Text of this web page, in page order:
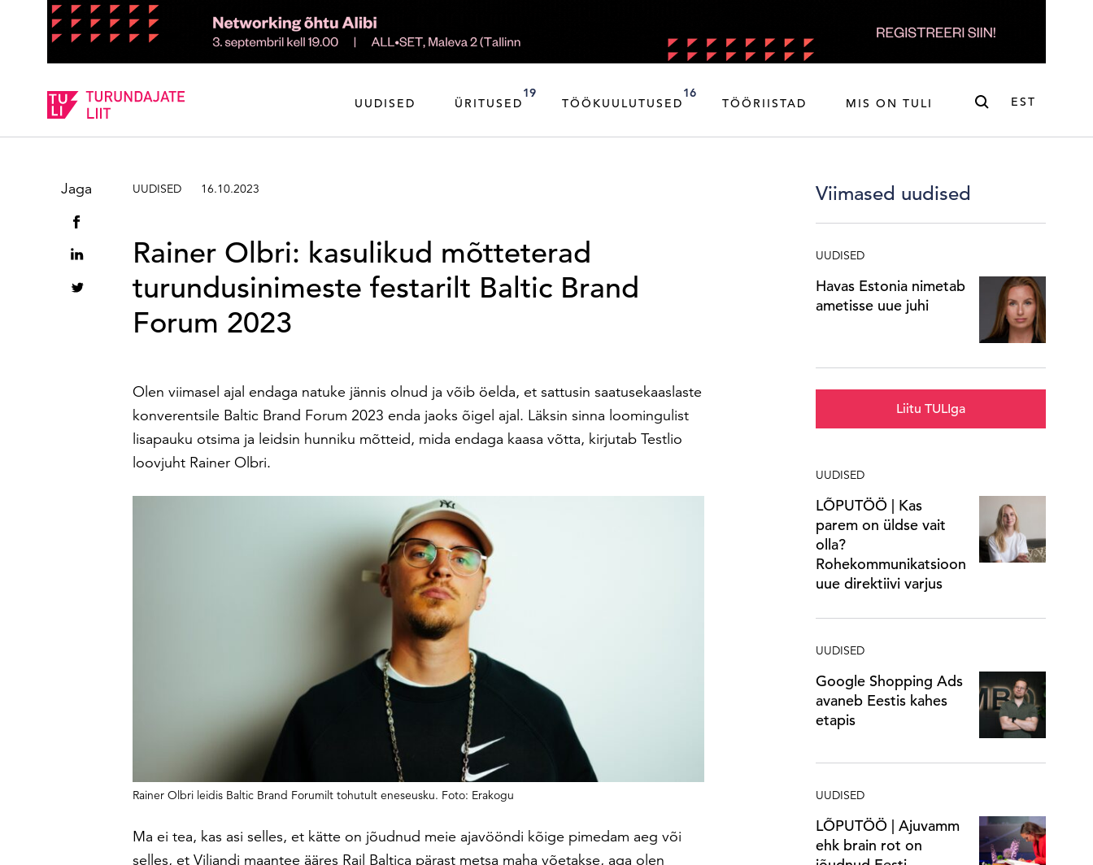
UUDISED ÜRITUSED
19
TÖÖKUULUTUSED
16
TÖÖRIISTAD MIS ON TULI EST
Sisesta märksõna Otsi
UUDISED 16.10.2023
Rainer Olbri: kasulikud mõtteterad
turundusinimeste festarilt Baltic Brand
Forum 2023
Olen viimasel ajal endaga natuke jännis olnud ja võib öelda, et sattusin saatusekaaslaste
konverentsile Baltic Brand Forum 2023 enda jaoks õigel ajal. Läksin sinna loomingulist
lisapauku otsima ja leidsin hunniku mõtteid, mida endaga kaasa võtta, kirjutab Testlio
loovjuht Rainer Olbri.
Rainer Olbri leidis Baltic Brand Forumilt tohutult eneseusku. Foto: Erakogu
Ma ei tea, kas asi selles, et kätte on jõudnud meie ajavööndi kõige pimedam aeg või
selles, et Viljandi maantee ääres Rail Baltica pärast metsa maha võetakse, aga olen
Jaga Viimased uudised
UUDISED
Havas Estonia nimetab
ametisse uue juhi
Liitu TULIga
UUDISED
LÕPUTÖÖ | Kas
parem on üldse vait
olla?
Rohekommunikatsioon
uue direktiivi varjus
UUDISED
Google Shopping Ads
avaneb Eestis kahes
etapis
UUDISED
LÕPUTÖÖ | Ajuvamm
ehk brain rot on